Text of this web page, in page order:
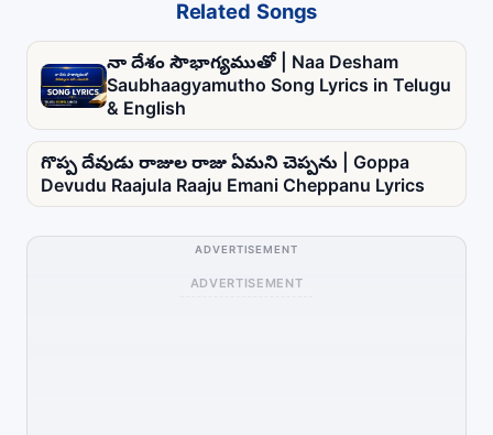
Related Songs
నా దేశం సౌభాగ్యముతో | Naa Desham
Saubhaagyamutho Song Lyrics in Telugu
& English
గొప్ప దేవుడు రాజుల రాజు ఏమని చెప్పను | Goppa
Devudu Raajula Raaju Emani Cheppanu Lyrics
ADVERTISEMENT
ADVERTISEMENT